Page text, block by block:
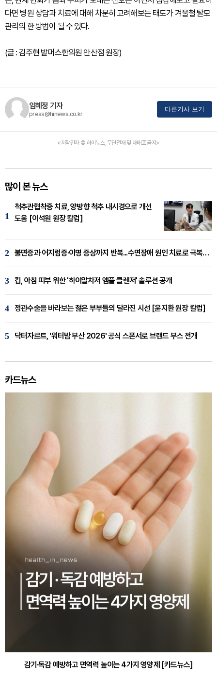
다면 병원 상담과 치료에 대해 차분히 고려해보는 태도가 겨울철 탈모
관리의 한 방법이 될 수 있다.
(글 : 김주현 발머스한의원 안산점 원장)
임혜정 기자
press@hinews.co.kr
다른기사 보기
<저작권자 © 하이뉴스, 무단전재 및 재배포 금지>
많이 본 뉴스
1
척추관협착증 치료, 양방향 척추 내시경으로 개선
도움 [이석원 원장 칼럼]
2 불면증과 어지럼증·이명 증상까지 반복...수면장애 원인 치료로 극복해야
3 킵, 아침 피부 위한 '하이알차저 앰플 클렌저' 솔루션 공개
4 정관수술을 바라보는 젊은 부부들의 달라진 시선 [윤지환 원장 칼럼]
5 닥터자르트, '워터밤 부산 2026' 공식 스폰서로 브랜드 부스 전개
카드뉴스
감기·독감 예방하고 면역력 높이는 4가지 영양제 [카드뉴스]